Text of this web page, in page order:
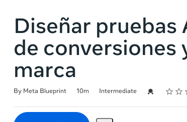
Diseñar pruebas
de conversiones
marca
By Meta Blueprint 10m Intermediate Credential
Rating
1 star
2 stars
3 stars
4 stars
5 stars